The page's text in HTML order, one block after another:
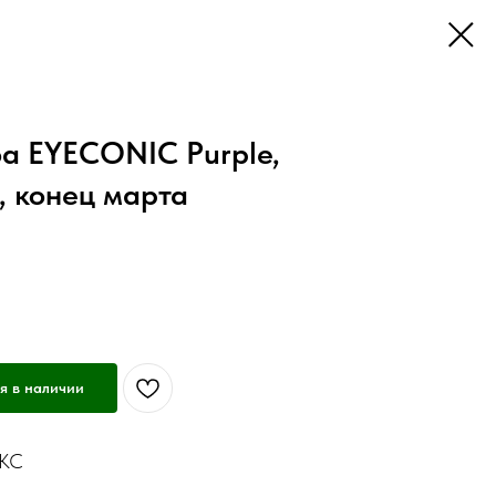
EYECONIC Purple,
марта
в наличии